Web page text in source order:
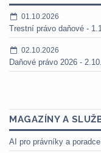
01.10.2026
Trestní právo daňové -
02.10.2026
Daňové právo 2026 -
MAGAZÍNY A
AI pro právníky a